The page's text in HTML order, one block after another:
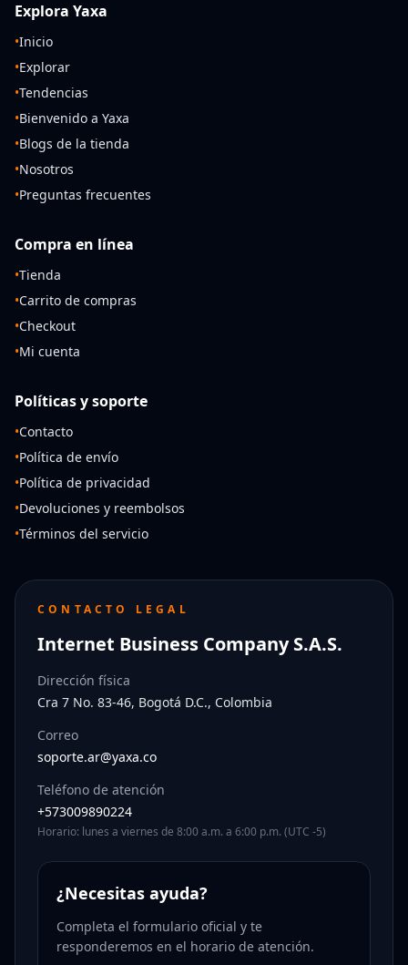
Explora Yaxa
•Inicio
•Explorar
•Tendencias
•Bienvenido a Yaxa
•Blogs de la tienda
•Nosotros
•Preguntas frecuentes
Compra en línea
•Tienda
•Carrito de compras
•Checkout
•Mi cuenta
Políticas y soporte
•Contacto
•Política de envío
•Política de privacidad
•Devoluciones y reembolsos
•Términos del servicio
CONTACTO LEGAL
Internet Business Company S.A.S.
Dirección física
Cra 7 No. 83-46, Bogotá D.C., Colombia
Correo
soporte.ar@yaxa.co
Teléfono de atención
+573009890224
Horario: lunes a viernes de 8:00 a.m. a 6:00 p.m. (UTC -5)
¿Necesitas ayuda?
Completa el formulario oficial y te
responderemos en el horario de atención.